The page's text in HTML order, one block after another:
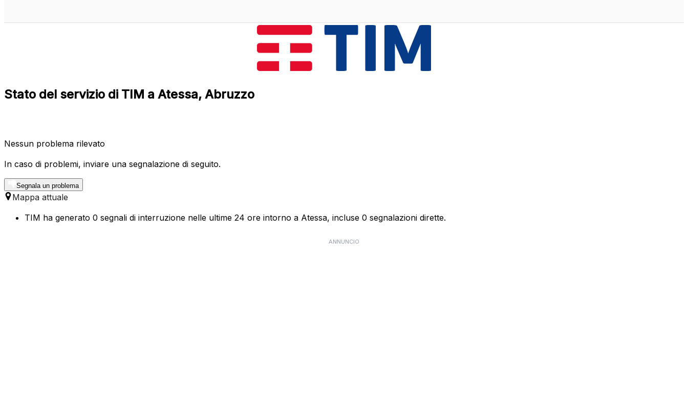
Stato del servizio di TIM a Atessa, Abruzzo
Nessun problema rilevato
In caso di problemi, inviare una segnalazione di seguito.
Segnala un problema
Mappa attuale
TIM ha generato 0 segnali di interruzione nelle ultime 24 ore intorno a Atessa, incluse 0 segnalazioni dirette.
ANNUNCIO